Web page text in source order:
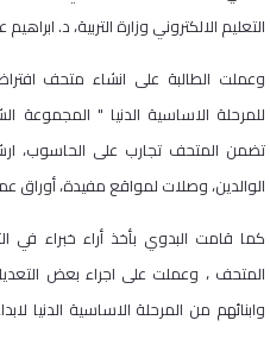
التعليم الالكتروني وزارة التربية، د.
وعملت الطالبة على انشاء متحف
للمرحلة الاساسية الدنيا " المجموعة
تضمن المتحف تجارب على الحاسوب،
الوالدين، وصلات لمواقع مفيدة، أوراق
كما قامت البدوي بأخذ أراء خبراء في
المتحف ، وعملت على اجراء بعض
وابنائهم من المرحلة الاساسية الدنيا